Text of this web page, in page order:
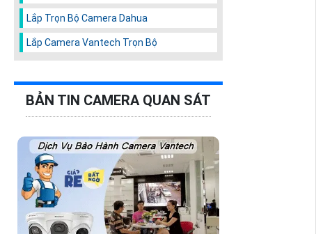
Lắp Trọn Bộ Camera Dahua
Lắp Camera Vantech Trọn Bộ
BẢN TIN CAMERA QUAN SÁT